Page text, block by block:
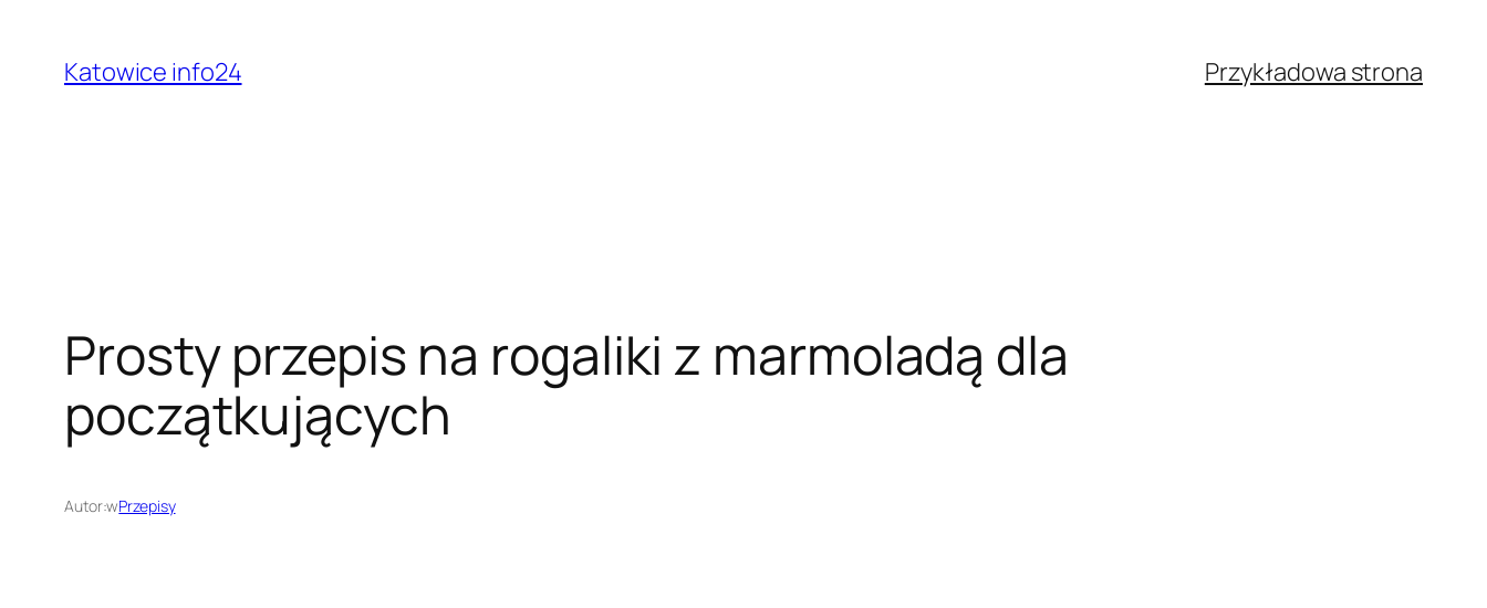
treści
Katowice info24 Przykładowa strona
Prosty przepis na rogaliki z marmoladą dla
początkujących
Autor:wPrzepisy